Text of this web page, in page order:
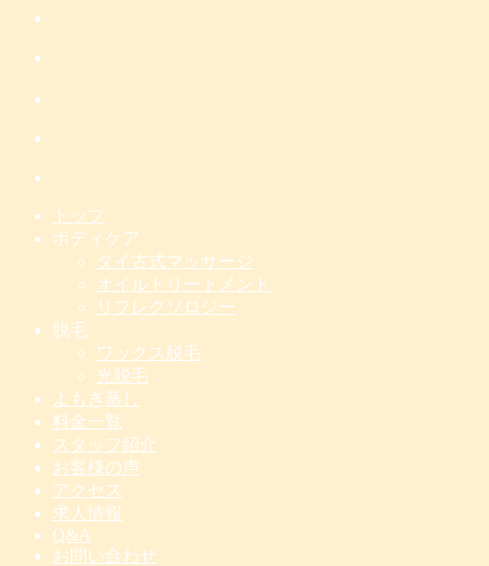
トップ
ボディケア
タイ古式マッサージ
オイルトリートメント
リフレクソロジー
脱毛
ワックス脱毛
光脱毛
よもぎ蒸し
料金一覧
スタッフ紹介
お客様の声
アクセス
求人情報
Q&A
お問い合わせ